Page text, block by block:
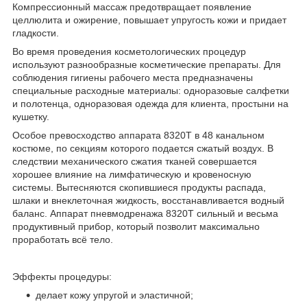
Компрессионный массаж предотвращает появление
целлюлита и ожирение, повышает упругость кожи и придает
гладкости.
Во время проведения косметологических процедур
используют разнообразные косметические препараты. Для
соблюдения гигиены рабочего места предназначены
специальные расходные материалы: одноразовые салфетки
и полотенца, одноразовая одежда для клиента, простыни на
кушетку.
Особое превосходство аппарата 8320Т в 48 канальном
костюме, по секциям которого подается сжатый воздух. В
следствии механического сжатия тканей совершается
хорошее влияние на лимфатическую и кровеносную
системы. Вытесняются скопившиеся продукты распада,
шлаки и внеклеточная жидкость, восстанавливается водный
баланс. Аппарат пневмодренажа 8320Т сильный и весьма
продуктивный прибор, который позволит максимально
проработать всё тело.
Эффекты процедуры:
делает кожу упругой и эластичной;